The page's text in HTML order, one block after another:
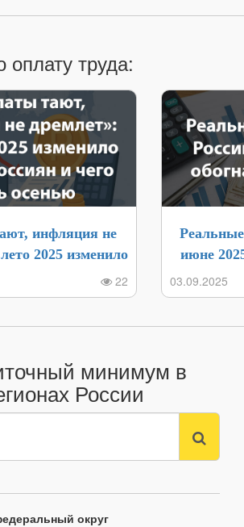
оплату труда:
инфляция не
2025 изменило
и чего ждать22
июне
03.09.2025
минимум в
России
округ